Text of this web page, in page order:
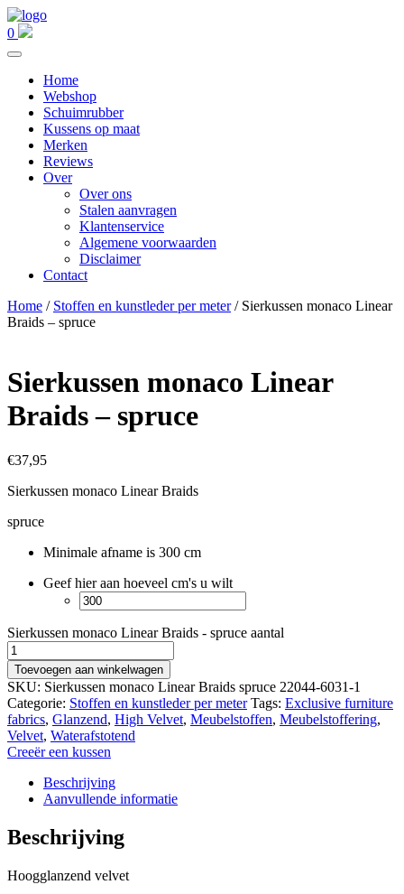
0
Home
Webshop
Schuimrubber
Kussens op maat
Merken
Reviews
Over
Over ons
Stalen aanvragen
Klantenservice
Algemene voorwaarden
Disclaimer
Contact
Home / Stoffen en kunstleder per meter/ Sierkussen monaco Linear
Braids – spruce
Sierkussen monaco Linear
Braids – spruce
€37,95
Sierkussen monaco Linear Braids
spruce
Minimale afname is 300 cm
Geef hier aan hoeveel cm's u wilt
Sierkussen monaco Linear Braids - spruce aantal
Toevoegen aan winkelwagen
SKU: Sierkussen monaco Linear Braids spruce 22044-6031-1
Categorie: Stoffen en kunstleder per meter Tags: Exclusive furniture
fabrics, Glanzend, High Velvet, Meubelstoffen, Meubelstoffering,
Velvet, Waterafstotend
Creeër een kussen
Beschrijving
Aanvullende informatie
Beschrijving
Hoogglanzend velvet